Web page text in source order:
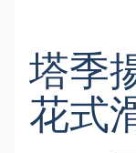
塔季
花式